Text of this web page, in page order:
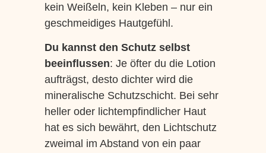
kein Weißeln, kein Kleben – nur ein
geschmeidiges Hautgefühl.
Du kannst den Schutz selbst
beeinflussen: Je öfter du die Lotion
aufträgst, desto dichter wird die
mineralische Schutzschicht. Bei sehr
heller oder lichtempfindlicher Haut
hat es sich bewährt, den Lichtschutz
zweimal im Abstand von ein paar